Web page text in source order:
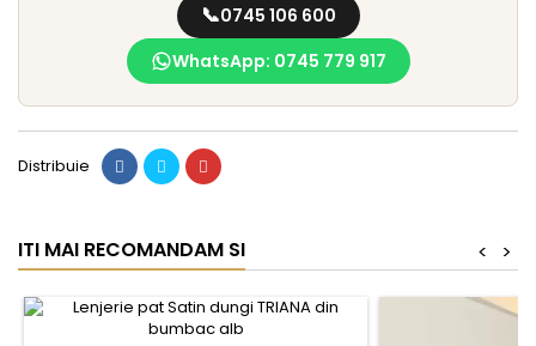
📞0745 106 600
WhatsApp: 0745 779 917
Distribuie
ITI MAI RECOMANDAM SI >
<